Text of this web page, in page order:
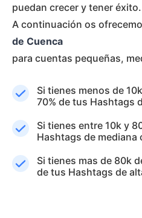
puedan crecer y tener éxito.
A continuación os
de Cuenca
para cuentas pequeñas,
Si tienes menos de
70% de tus Hashtags
Si tienes entre 10k y
Hashtags de mediana
Si tienes mas de 80k
de tus Hashtags de